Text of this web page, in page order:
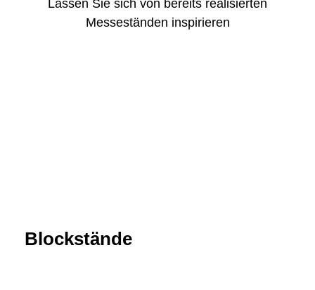
Lassen Sie sich von bereits realisierten
Messeständen inspirieren
Blockstände